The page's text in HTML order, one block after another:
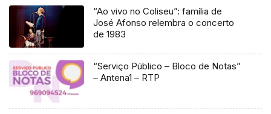
“Ao vivo no Coliseu”: família de
José Afonso relembra o concerto
de 1983
“Serviço Público – Bloco de Notas”
– Antena1 – RTP